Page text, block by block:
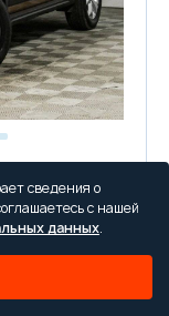
сведения о
с нашей
данных.